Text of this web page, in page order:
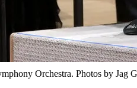
Orchestra. Photos by Jag